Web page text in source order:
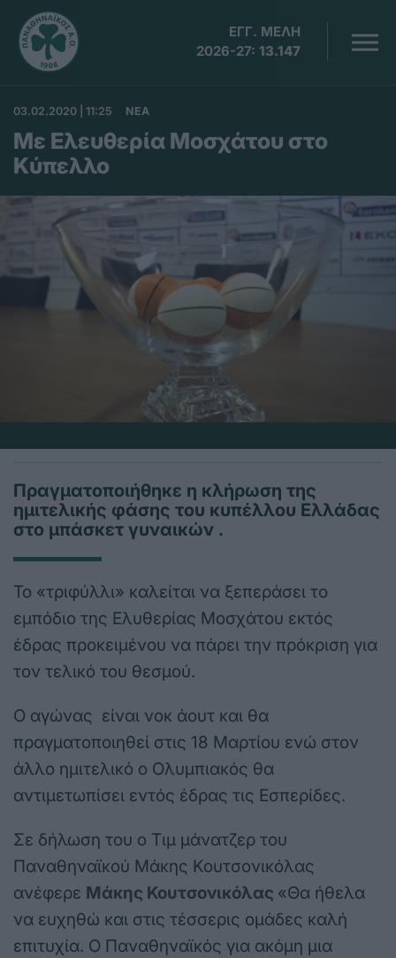
ΕΓΓ. ΜΕΛΗ
2026-27: 13.147
03.02.2020 | 11:25 ΝΕΑ
Με Ελευθερία Μοσχάτου στο
Κύπελλο
Πραγματοποιήθηκε η κλήρωση της
ημιτελικής φάσης του κυπέλλου Ελλάδας
στο μπάσκετ γυναικών .
Το «τριφύλλι» καλείται να ξεπεράσει το
εμπόδιο της Ελυθερίας Μοσχάτου εκτός
έδρας προκειμένου να πάρει την πρόκριση για
τον τελικό του θεσμού.
Ο αγώνας είναι νοκ άουτ και θα
πραγματοποιηθεί στις 18 Μαρτίου ενώ στον
άλλο ημιτελικό ο Ολυμπιακός θα
αντιμετωπίσει εντός έδρας τις Εσπερίδες.
Σε δήλωση του ο Τιμ μάνατζερ του
Παναθηναϊκού Μάκης Κουτσονικόλας
ανέφερε Μάκης Κουτσονικόλας «Θα ήθελα
να ευχηθώ και στις τέσσερις ομάδες καλή
επιτυχία. Ο Παναθηναϊκός για ακόμη μια